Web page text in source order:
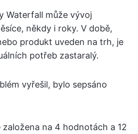
Waterfall může vývoj
někdy i roky. V době,
produkt uveden na trh, je
potřeb zastaralý.
vyřešil, bylo sepsáno
založena na 4 hodnotách a 12